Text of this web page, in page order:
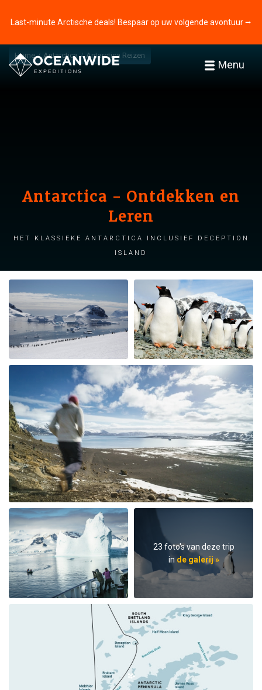
Last-minute Arctische deals! Bespaar op uw volgende avontuur ⭢
Menu
Home Antarctica Antarctica Reizen
Antarctica - Ontdekken en
Leren
Het klassieke Antarctica inclusief Deception
Island
23 foto's van deze trip
in de galerij »